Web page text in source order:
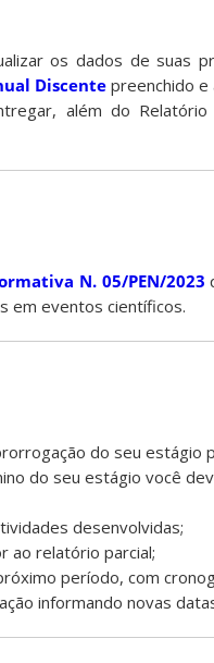
os dados de suas
Discentepreenchido e
além do
N. 05/PEN/2023
em eventos científicos.
do seu estágio
do seu estágio você
desenvolvidas;
ao relatório parcial;
período, com
informando novas